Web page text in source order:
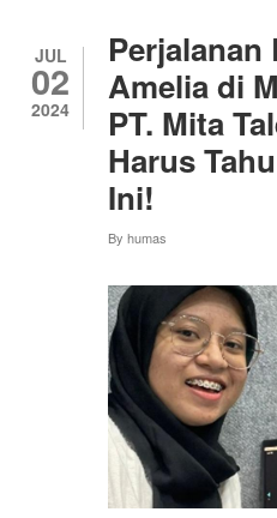
JUL
02
2024
Perjalanan
Amelia di
PT. Mita
Harus
Ini!
By humas